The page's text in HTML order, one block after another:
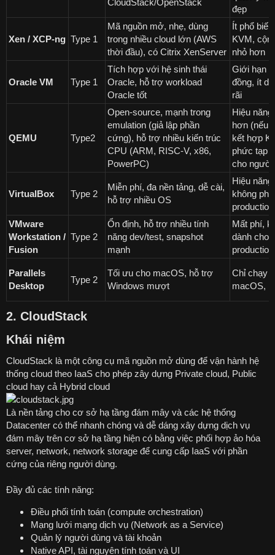
đẹp
Xen / XCP-ng Type 1
Mã nguồn mở, nhẹ, dùng
trong nhiều cloud lớn (AWS
thời đầu), có Citrix XenServer
Ít phổ
KVM,
nhỏ hơn
Oracle VM Type 1
Tích hợp với hệ sinh thái
Oracle, hỗ trợ workload
Oracle tốt
Giới hạn
đồng, ít
rãi
QEMU Type2
Open-source, mạnh trong
emulation (giả lập phần
cứng), hỗ trợ nhiều kiến trúc
CPU (ARM, RISC-V, x86,
PowerPC)
Hiệu
hơn (nếu
kết hợp
phức tạp
cho
VirtualBox Type 2
Miễn phí, đa nền tảng, dễ cài,
hỗ trợ nhiều OS
Hiệu
không
production
VMware
Workstation /
Fusion
Type 2
Ổn định, hỗ trợ nhiều tính
năng dev/test, snapshot
mạnh
Mất phí,
dành cho
production
Parallels
Desktop
Type 2
Tối ưu cho macOS, hỗ trợ
Windows mượt
Chỉ chạy
macOS,
2. CloudStack
Khái niệm
CloudStack là một công cụ mã nguồn mở dùng để vận hành hệ
thống cloud theo IaaS cho phép zây dựng Private cloud, Public
cloud hay cả Hybrid cloud
Là nền tảng cho cơ sở hạ tầng đám mây và các hệ thống
Datacenter có thể nhanh chóng và dễ dáng xây dựng dịch vụ
đám mây trên cơ sở hạ tầng hiện có bằng việc phối hợp ảo hóa
server, network, network storage để cung cấp IaaS với phần
cứng của riêng người dùng.
Đầy đủ các tính năng:
Điều phối tính toán (compute orchestration)
Mạng lưới mạng dịch vụ (Network as a Service)
Quản lý người dùng và tài khoản
Native API, tài nguyên tính toán và UI